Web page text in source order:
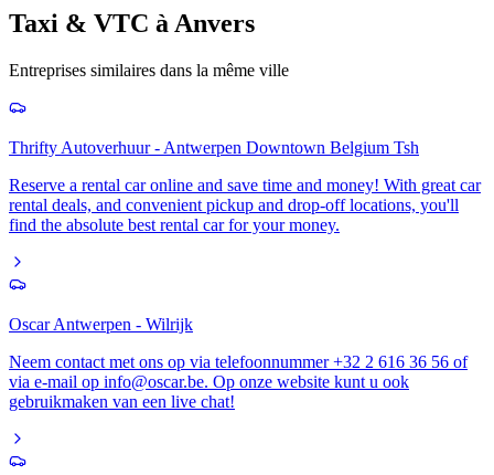
Taxi & VTC àAnvers
Entreprises similaires dans la même ville
Thrifty Autoverhuur - Antwerpen Downtown Belgium Tsh
Reserve a rental car online and save time and money! With great car
rental deals, and convenient pickup and drop-off locations, you'll
find the absolute best rental car for your money.
Oscar Antwerpen - Wilrijk
Neem contact met ons op via telefoonnummer +32 2 616 36 56 of
via e-mail op info@oscar.be. Op onze website kunt u ook
gebruikmaken van een live chat!